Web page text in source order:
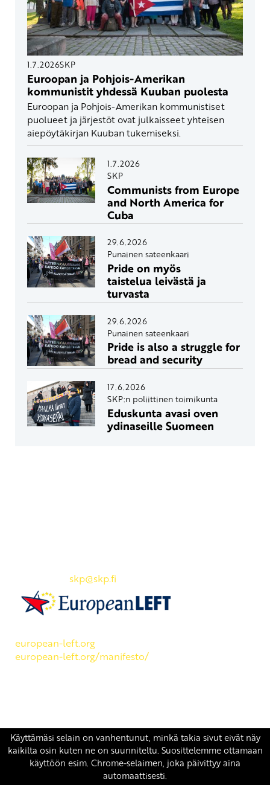
1.7.2026SKP
Euroopan ja Pohjois-Amerikan
kommunistit yhdessä Kuuban puolesta
Euroopan ja Pohjois-Amerikan kommunistiset
puolueet ja järjestöt ovat julkaisseet yhteisen
aiepöytäkirjan Kuuban tukemiseksi.
1.7.2026
SKP
Communists from Europe
and North America for
Cuba
29.6.2026
Punainen sateenkaari
Pride on myös
taistelua leivästä ja
turvasta
29.6.2026
Punainen sateenkaari
Pride is also a struggle for
bread and security
17.6.2026
SKP:n poliittinen toimikunta
Eduskunta avasi oven
ydinaseille Suomeen
skp@skp.fi
european-left.org
european-left.org/manifesto/
Copyright 2026 © SKP| Tietosuojaseloste